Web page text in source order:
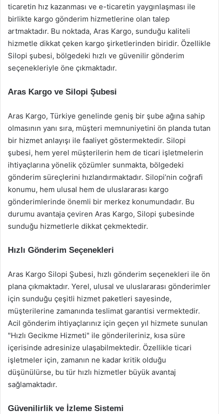
ticaretin hız kazanması ve e-ticaretin yaygınlaşması ile
birlikte kargo gönderim hizmetlerine olan talep
artmaktadır. Bu noktada, Aras Kargo, sunduğu kaliteli
hizmetle dikkat çeken kargo şirketlerinden biridir. Özellikle
Silopi şubesi, bölgedeki hızlı ve güvenilir gönderim
seçenekleriyle öne çıkmaktadır.
Aras Kargo ve Silopi Şubesi
Aras Kargo, Türkiye genelinde geniş bir şube ağına sahip
olmasının yanı sıra, müşteri memnuniyetini ön planda tutan
bir hizmet anlayışı ile faaliyet göstermektedir. Silopi
şubesi, hem yerel müşterilerin hem de ticari işletmelerin
ihtiyaçlarına yönelik çözümler sunmakta, bölgedeki
gönderim süreçlerini hızlandırmaktadır. Silopi’nin coğrafi
konumu, hem ulusal hem de uluslararası kargo
gönderimlerinde önemli bir merkez konumundadır. Bu
durumu avantaja çeviren Aras Kargo, Silopi şubesinde
sunduğu hizmetlerle dikkat çekmektedir.
Hızlı Gönderim Seçenekleri
Aras Kargo Silopi Şubesi, hızlı gönderim seçenekleri ile ön
plana çıkmaktadır. Yerel, ulusal ve uluslararası gönderimler
için sunduğu çeşitli hizmet paketleri sayesinde,
müşterilerine zamanında teslimat garantisi vermektedir.
Acil gönderim ihtiyaçlarınız için geçen yıl hizmete sunulan
"Hızlı Gecikme Hizmeti" ile gönderileriniz, kısa süre
içerisinde adresinize ulaşabilmektedir. Özellikle ticari
işletmeler için, zamanın ne kadar kritik olduğu
düşünülürse, bu tür hızlı hizmetler büyük avantaj
sağlamaktadır.
Güvenilirlik ve İzleme Sistemi